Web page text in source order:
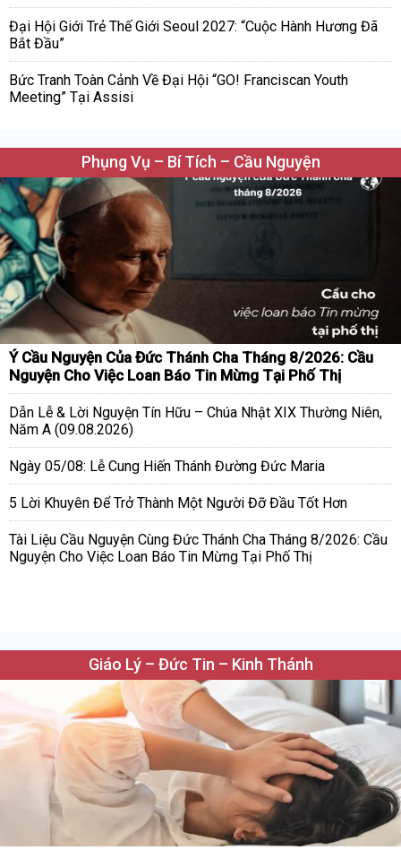
Đại Hội Giới Trẻ Thế Giới Seoul 2027: “Cuộc Hành Hương Đã
Bắt Đầu”
Bức Tranh Toàn Cảnh Về Đại Hội “GO! Franciscan Youth
Meeting” Tại Assisi
Phụng Vụ – Bí Tích – Cầu Nguyện
Ý Cầu Nguyện Của Đức Thánh Cha Tháng 8/2026: Cầu
Nguyện Cho Việc Loan Báo Tin Mừng Tại Phố Thị
Dẫn Lễ & Lời Nguyện Tín Hữu – Chúa Nhật XIX Thường Niên,
Năm A (09.08.2026)
Ngày 05/08: Lễ Cung Hiến Thánh Đường Đức Maria
5 Lời Khuyên Để Trở Thành Một Người Đỡ Đầu Tốt Hơn
Tài Liệu Cầu Nguyện Cùng Đức Thánh Cha Tháng 8/2026: Cầu
Nguyện Cho Việc Loan Báo Tin Mừng Tại Phố Thị
Giáo Lý – Đức Tin – Kinh Thánh